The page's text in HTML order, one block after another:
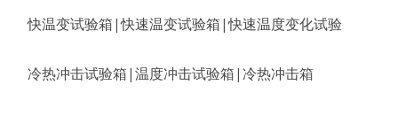
快温变试验箱|快速温变试验箱|快速温度变化试验
冷热冲击试验箱|温度冲击试验箱|冷热冲击箱